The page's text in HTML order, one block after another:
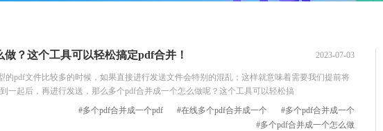
？这个工具可以轻松搞定pdf合并！ 2023-07-03
pdf文件比较多的时候，如果直接进行发送文件会特别的混乱；这样就意味着需要我们提前将
一起后，再进行发送，那么多个pdf合并成一个怎么做呢？这个工具可以轻松搞
#多个pdf合并成一个
#在线多个pdf合并成一个
#多个pdf合并成一个pdf
#多个pdf合并成一个怎么做